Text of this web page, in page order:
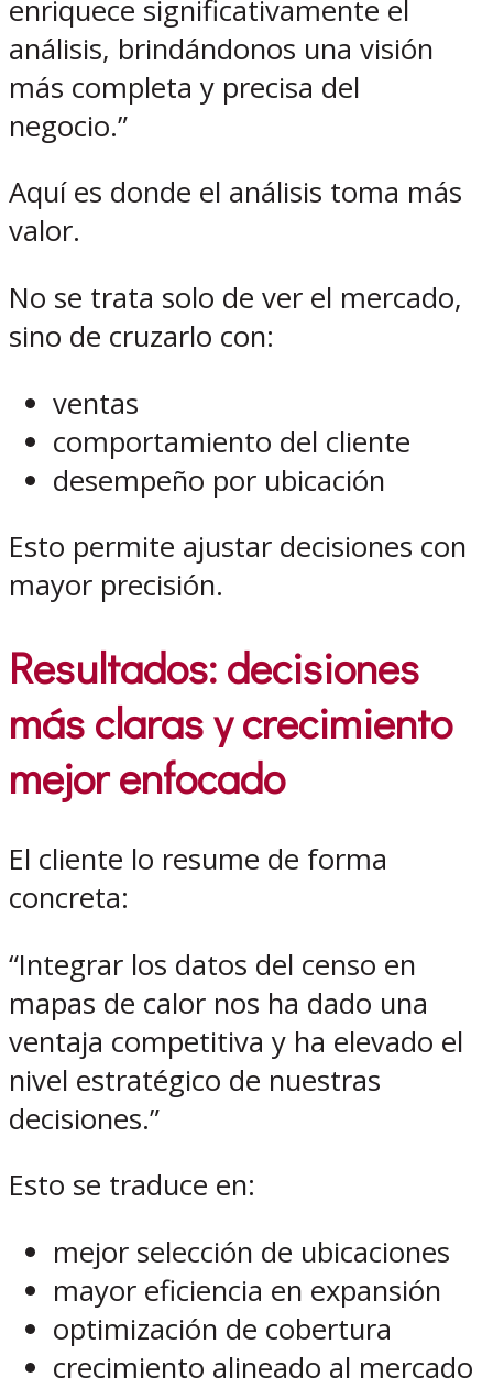
enriquece significativamente el
análisis, brindándonos una visión
más completa y precisa del
negocio.”
Aquí es donde el análisis toma más
valor.
No se trata solo de ver el mercado,
sino de cruzarlo con:
ventas
comportamiento del cliente
desempeño por ubicación
Esto permite ajustar decisiones con
mayor precisión.
Resultados: decisiones
más claras y crecimiento
mejor enfocado
El cliente lo resume de forma
concreta:
“Integrar los datos del censo en
mapas de calor nos ha dado una
ventaja competitiva y ha elevado el
nivel estratégico de nuestras
decisiones.”
Esto se traduce en:
mejor selección de ubicaciones
mayor eficiencia en expansión
optimización de cobertura
crecimiento alineado al mercado